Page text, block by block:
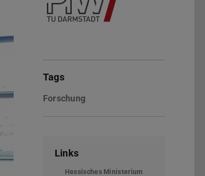
Tags
Forschung
Links
Hessisches Ministerium